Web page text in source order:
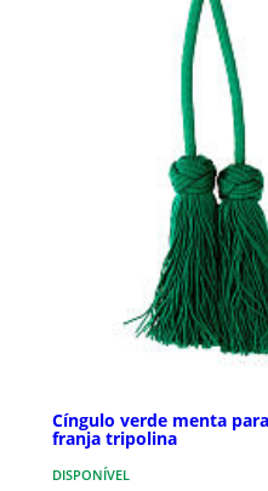
Cíngulo verde menta
franja tripolina
DISPONÍVEL